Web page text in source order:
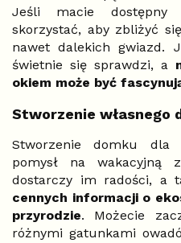
Jeśli macie dostępny
skorzystać, aby zbliżyć
nawet dalekich gwiazd.
świetnie się sprawdzi, a
okiem może być
Stworzenie własnego
Stworzenie domku dla
pomysł na wakacyjną
dostarczy im radości, a
cennych informacji o
przyrodzie. Możecie
różnymi gatunkami